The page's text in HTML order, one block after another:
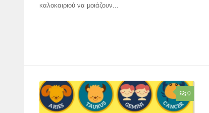
καλοκαιριού να μοιάζουν...
0